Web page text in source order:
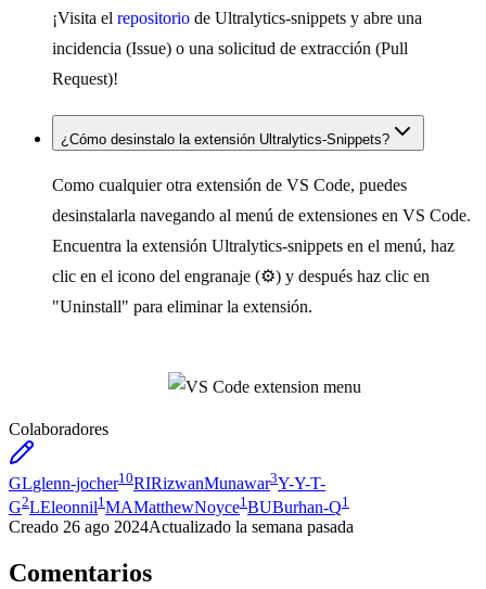
¡Visita el repositorio de Ultralytics-snippets y abre una
incidencia (Issue) o una solicitud de extracción (Pull
Request)!
¿Cómo desinstalo la extensión Ultralytics-Snippets?
Como cualquier otra extensión de VS Code, puedes
desinstalarla navegando al menú de extensiones en VS Code.
Encuentra la extensión Ultralytics-snippets en el menú, haz
clic en el icono del engranaje (⚙) y después haz clic en
"Uninstall" para eliminar la extensión.
Colaboradores
GLglenn-jocher10RIRizwanMunawar3Y-Y-T-
G2LEleonnil1 MAMatthewNoyce1 BUBurhan-Q1
Creado 26 ago 2024Actualizado la semana pasada
Comentarios